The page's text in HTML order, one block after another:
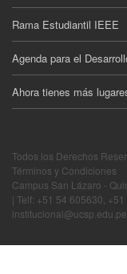
Rama Estudiantil IEEE
Agenda para el
Ahora tienes más
Todos los Derechos
Términos y Condiciones
Campus San Lázaro -
| Telf: +51 54 605630,
institucional@ucsp.edu.pe